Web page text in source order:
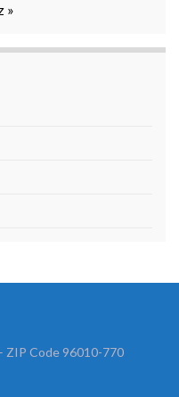
»
ZIP Code 96010-770